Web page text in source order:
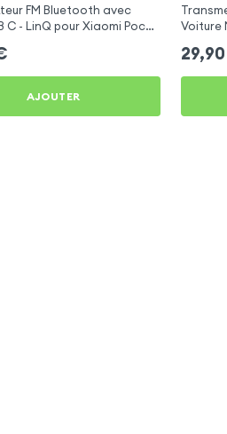
FM Bluetooth avec
C - LinQ pour Xiaomi Poco
AJOUTER
Voiture
29,90